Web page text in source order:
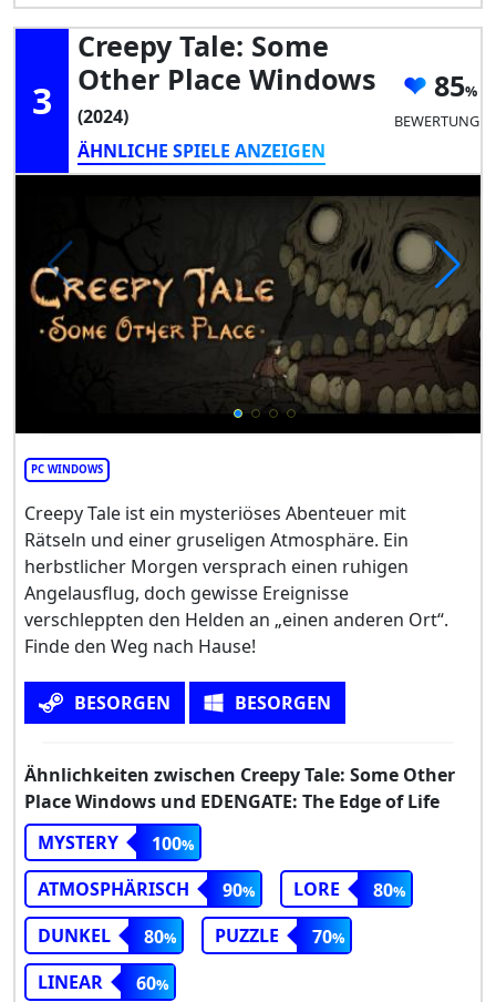
3
Creepy Tale: Some
Other Place Windows
(2024)
ÄHNLICHE SPIELE ANZEIGEN
85
BEWERTUNG
PC WINDOWS
Creepy Tale ist ein mysteriöses Abenteuer mit
Rätseln und einer gruseligen Atmosphäre. Ein
herbstlicher Morgen versprach einen ruhigen
Angelausflug, doch gewisse Ereignisse
verschleppten den Helden an „einen anderen Ort“.
Finde den Weg nach Hause!
BESORGEN BESORGEN
Ähnlichkeiten zwischen Creepy Tale: Some Other
Place Windows und EDENGATE: The Edge of Life
MYSTERY
100
ATMOSPHÄRISCH
90 LORE
80
DUNKEL
80 PUZZLE
70
LINEAR
60